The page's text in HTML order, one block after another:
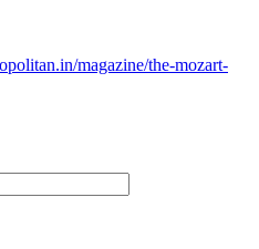
magazine/the-mozart-